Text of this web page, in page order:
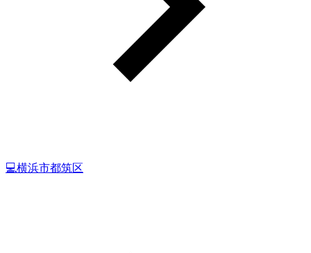
💻横浜市都筑区